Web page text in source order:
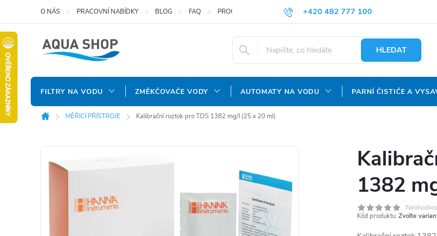
obsah
+420 482 777 100
objednavky@agroaquapro.cz
O NÁS PRACOVNÍ NABÍDKY BLOG FAQ PROČ NAKUPOVAT U NÁS? DOPRAVA A PLATBA
HLEDAT
FILTRY NA VODU ZMĚKČOVAČE VODY AUTOMATY NA VODU PARNÍ ČISTIČE A
Domů
MĚŘICÍ PŘÍSTROJE Kalibrační roztok pro TDS 1382 mg/l (25 x 20 ml)
1382
Kód produktu: Zvolte